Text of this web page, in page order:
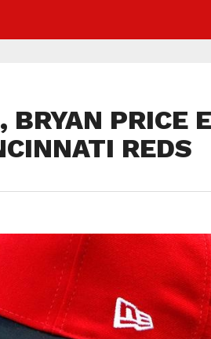
BRYAN PRICE
REDS